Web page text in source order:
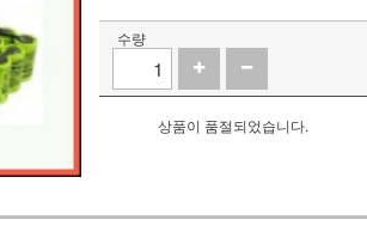
수량
상품이 품절되었습니다.